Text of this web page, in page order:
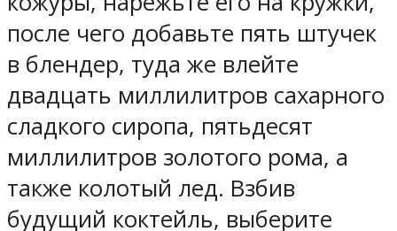
после чего добавьте пять штучек
в блендер, туда же влейте
двадцать миллилитров сахарного
сладкого сиропа, пятьдесят
миллилитров золотого рома, а
также колотый лед. Взбив
будущий коктейль, выберите